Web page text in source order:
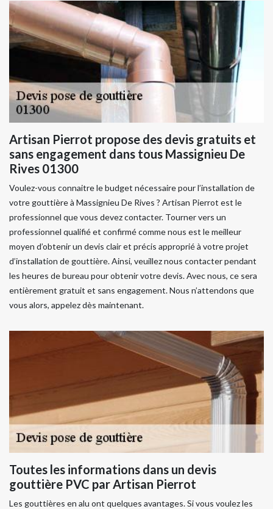
Artisan Pierrot propose des devis gratuits et
sans engagement dans tous Massignieu De
Rives 01300
Voulez-vous connaitre le budget nécessaire pour l’installation de
votre gouttière à Massignieu De Rives ? Artisan Pierrot est le
professionnel que vous devez contacter. Tourner vers un
professionnel qualifié et confirmé comme nous est le meilleur
moyen d’obtenir un devis clair et précis approprié à votre projet
d’installation de gouttière. Ainsi, veuillez nous contacter pendant
les heures de bureau pour obtenir votre devis. Avec nous, ce sera
entièrement gratuit et sans engagement. Nous n’attendons que
vous alors, appelez dès maintenant.
Toutes les informations dans un devis
gouttière PVC par Artisan Pierrot
Les gouttières en alu ont quelques avantages. Si vous voulez les